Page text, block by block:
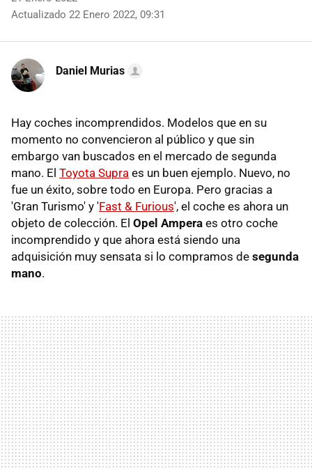
Actualizado 22 Enero 2022, 09:31
Daniel Murias
Hay coches incomprendidos. Modelos que en su
momento no convencieron al público y que sin
embargo van buscados en el mercado de segunda
mano. El Toyota Supra es un buen ejemplo. Nuevo, no
fue un éxito, sobre todo en Europa. Pero gracias a
'Gran Turismo' y 'Fast & Furious', el coche es ahora un
objeto de colección. El Opel Ampera es otro coche
incomprendido y que ahora está siendo una
adquisición muy sensata si lo compramos de segunda
mano.